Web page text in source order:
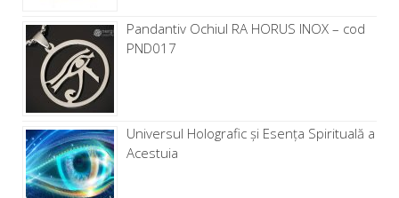
Pandantiv Ochiul RA HORUS INOX – cod
PND017
Universul Holografic și Esența Spirituală a
Acestuia